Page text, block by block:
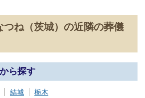
つね（茨城）の近隣の葬儀
ら探す
結城 栃木